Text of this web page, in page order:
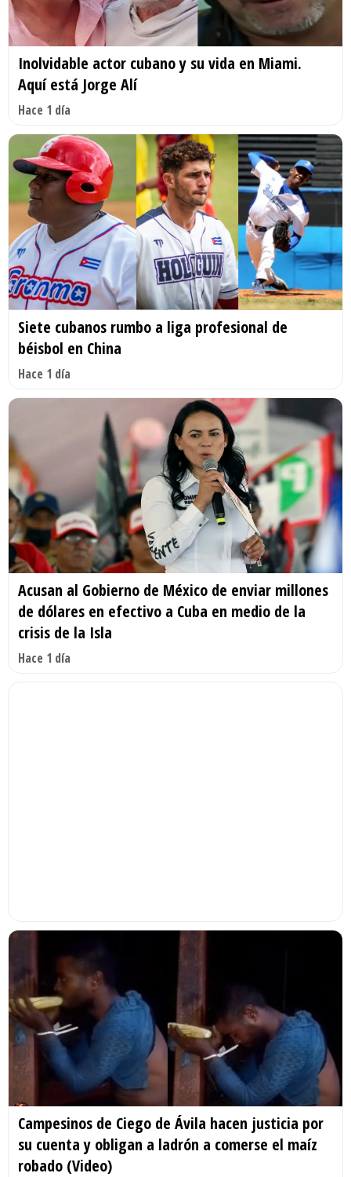
Inolvidable actor cubano y su vida en Miami.
Aquí está Jorge Alí
Hace 1 día
Siete cubanos rumbo a liga profesional de
béisbol en China
Hace 1 día
Acusan al Gobierno de México de enviar millones
de dólares en efectivo a Cuba en medio de la
crisis de la Isla
Hace 1 día
Campesinos de Ciego de Ávila hacen justicia por
su cuenta y obligan a ladrón a comerse el maíz
robado (Video)